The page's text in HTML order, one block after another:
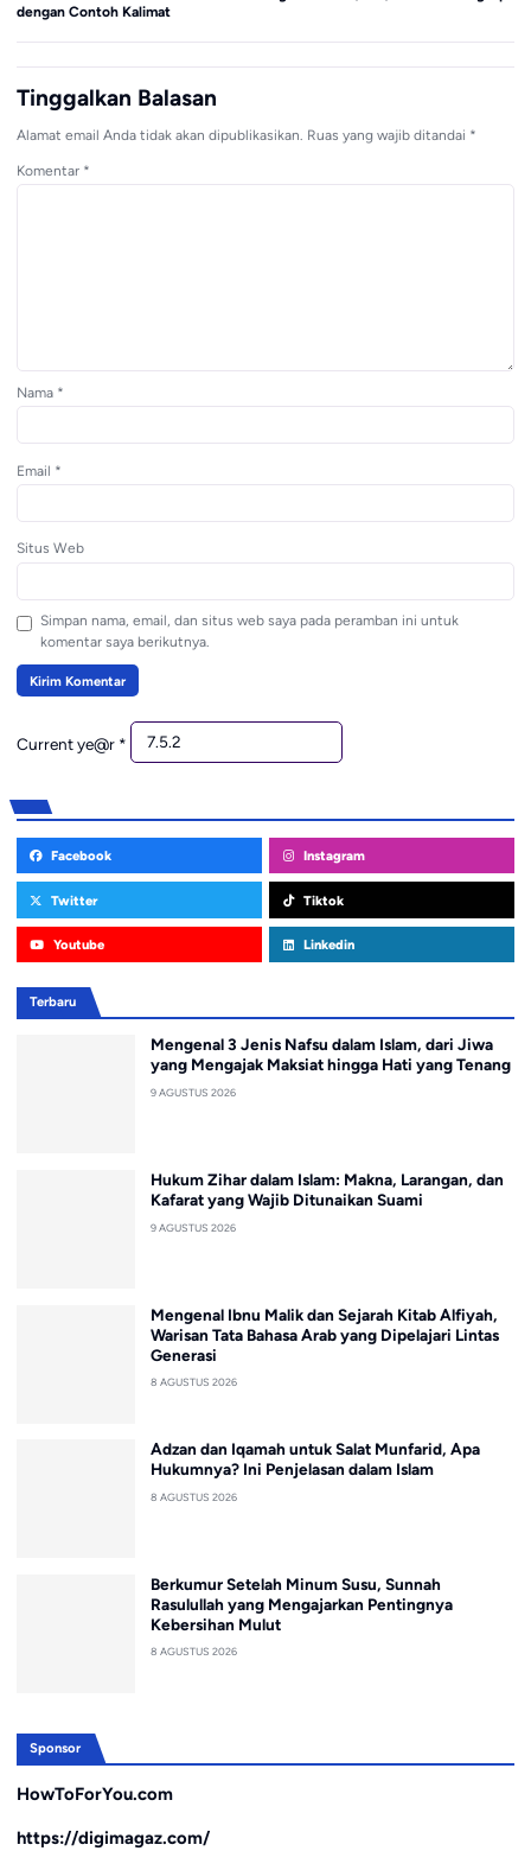
dengan Contoh Kalimat
Tinggalkan Balasan
Alamat email Anda tidak akan dipublikasikan. Ruas yang wajib ditandai *
Komentar *
Nama *
Email *
Situs Web
Simpan nama, email, dan situs web saya pada peramban ini untuk
komentar saya berikutnya.
Current ye@r *
Facebook Instagram
Twitter Tiktok
Youtube Linkedin
Terbaru
Mengenal 3 Jenis Nafsu dalam Islam, dari Jiwa
yang Mengajak Maksiat hingga Hati yang Tenang
9 AGUSTUS 2026
Hukum Zihar dalam Islam: Makna, Larangan, dan
Kafarat yang Wajib Ditunaikan Suami
9 AGUSTUS 2026
Mengenal Ibnu Malik dan Sejarah Kitab Alfiyah,
Warisan Tata Bahasa Arab yang Dipelajari Lintas
Generasi
8 AGUSTUS 2026
Adzan dan Iqamah untuk Salat Munfarid, Apa
Hukumnya? Ini Penjelasan dalam Islam
8 AGUSTUS 2026
Berkumur Setelah Minum Susu, Sunnah
Rasulullah yang Mengajarkan Pentingnya
Kebersihan Mulut
8 AGUSTUS 2026
Sponsor
HowToForYou.com
https://digimagaz.com/